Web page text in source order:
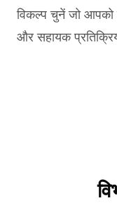
विकल्प चुनें जो
और सहायक